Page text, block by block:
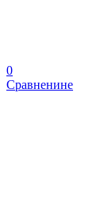
0
Сравненине